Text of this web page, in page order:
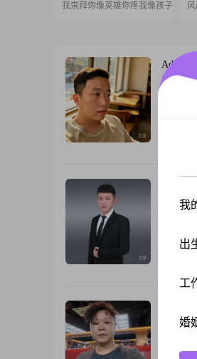
我崇拜你像英雄你疼我像孩子
Adam
男, 福建
你好，
在泉州
平时做
熟稳重
男, 福建
常做事
时随和
男, 福建
是男士
我
出
工
婚